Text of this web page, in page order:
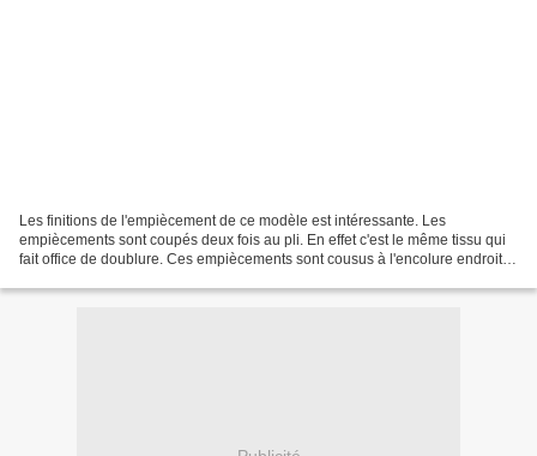
Les finitions de l'empiècement de ce modèle est intéressante. Les
empiècements sont coupés deux fois au pli. En effet c'est le même tissu qui
fait office de doublure. Ces empiècements sont cousus à l'encolure endroit